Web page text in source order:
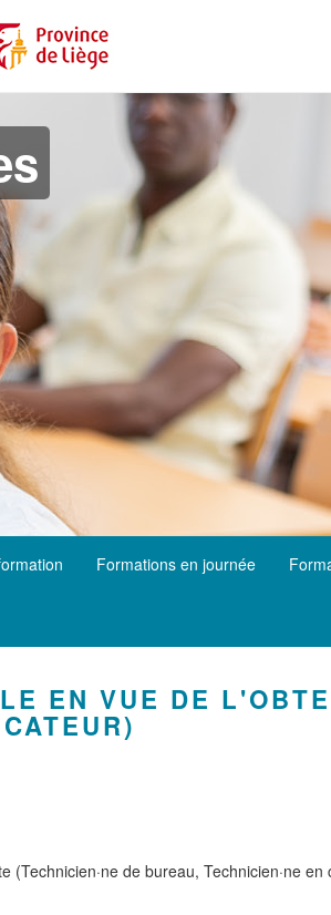
Formations en journée
EN VUE DE
de bureau, Technicien·ne en